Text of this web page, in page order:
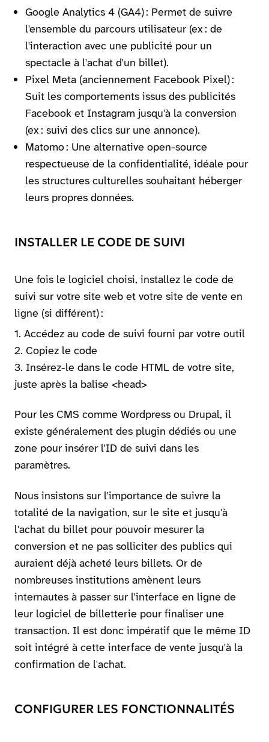
Google Analytics 4 (GA4) : Permet de suivre
l'ensemble du parcours utilisateur (ex : de
l'interaction avec une publicité pour un
spectacle à l'achat d'un billet).
Pixel Meta (anciennement Facebook Pixel) :
Suit les comportements issus des publicités
Facebook et Instagram jusqu'à la conversion
(ex : suivi des clics sur une annonce).
Matomo : Une alternative open-source
respectueuse de la confidentialité, idéale pour
les structures culturelles souhaitant héberger
leurs propres données.
INSTALLER LE CODE DE SUIVI
Une fois le logiciel choisi, installez le code de
suivi sur votre site web et votre site de vente en
ligne (si différent) :
Accédez au code de suivi fourni par votre outil
Copiez le code
Insérez-le dans le code HTML de votre site,
juste après la balise <head>
Pour les CMS comme Wordpress ou Drupal, il
existe généralement des plugin dédiés ou une
zone pour insérer l'ID de suivi dans les
paramètres.
Nous insistons sur l'importance de suivre la
totalité de la navigation, sur le site et jusqu'à
l'achat du billet pour pouvoir mesurer la
conversion et ne pas solliciter des publics qui
auraient déjà acheté leurs billets. Or de
nombreuses institutions amènent leurs
internautes à passer sur l'interface en ligne de
leur logiciel de billetterie pour finaliser une
transaction. Il est donc impératif que le même ID
soit intégré à cette interface de vente jusqu'à la
confirmation de l'achat.
CONFIGURER LES FONCTIONNALITÉS